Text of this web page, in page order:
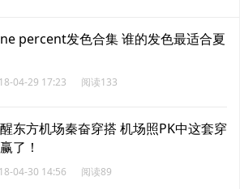
percent发色合集 谁的发色最适合夏
04-29 17:23 阅读133
东方机场秦奋穿搭 机场照PK中这套穿
了！
04-30 14:56 阅读89